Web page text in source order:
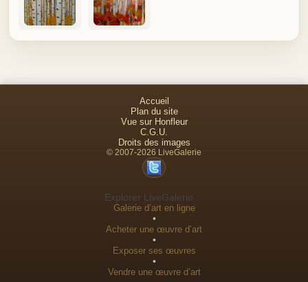
Accueil
Plan du site
Vue sur Honfleur
C.G.U.
Droits des images
© 2007-2026 LiveGalerie
Explorer LiveGalerie :
Galerie d’art en ligne
•
Acheter une œuvre d’art
•
Exposer ses œuvres
•
Vendre une œuvre d’art